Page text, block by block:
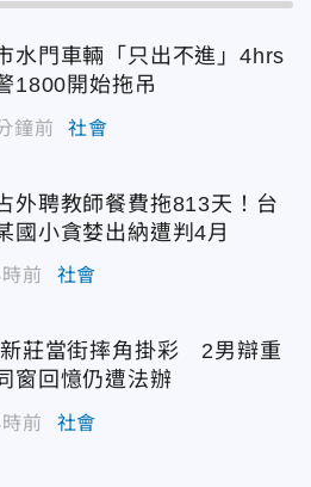
水門車輛「只出不進」4hrs
1800開始拖吊
鐘前 社會
外聘教師餐費拖813天！台
國小貪婪出納遭判4月
前 社會
莊當街摔角掛彩 2男辯重
窗回憶仍遭法辦
前 社會